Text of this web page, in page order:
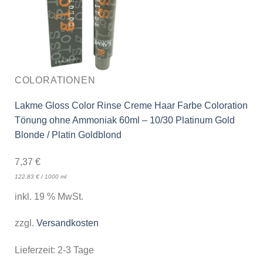
COLORATIONEN
Lakme Gloss Color Rinse Creme Haar Farbe Coloration
Tönung ohne Ammoniak 60ml – 10/30 Platinum Gold
Blonde / Platin Goldblond
7,37 €
122,83 €/ 1000 ml
inkl. 19 % MwSt.
zzgl. Versandkosten
Lieferzeit: 2-3 Tage